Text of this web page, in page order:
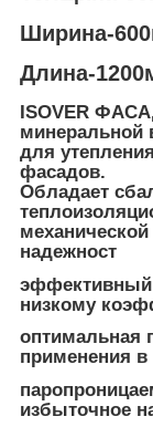
Ширина-
Длина-
ISOVER
минеральной
для
фасадов.
Обладает
надежност
эффективный
низкому
оптимальная
применения в
избыточное